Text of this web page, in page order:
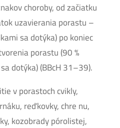
choroby, od začiatku
uzavierania porastu –
sa dotýka) po koniec
porastu (90 %
dotýka) (BBcH 31–39).
v porastoch cvikly,
reďkovky, chre nu,
kozobrady pórolistej,